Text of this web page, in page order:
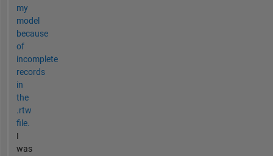
my
model
because
of
incomplete
records
in
the
.rtw
file.
I
was